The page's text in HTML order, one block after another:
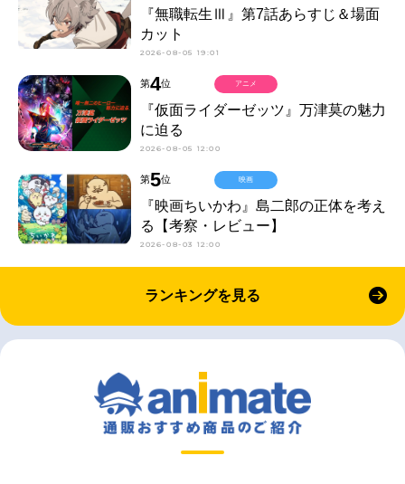
『無職転生Ⅲ』第7話あらすじ＆場面
カット
2026-08-05 19:01
第4位
『仮面ライダーゼッツ』万津莫の魅力
に迫る
2026-08-05 12:00
アニメ
第5位
『映画ちいかわ』島二郎の正体を考え
る【考察・レビュー】
2026-08-03 12:00
映画
ランキングを見る